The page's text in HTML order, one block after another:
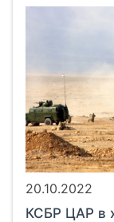
20.10.2022
КСБР ЦАР в